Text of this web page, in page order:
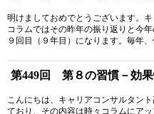
明けましておめでとうございます。
コラムではその昨年の振り返りと今
９回目（９年目）になります。毎年
第449回 第８の習慣－効果
こんにちは、キャリアコンサルタン
ており、その内容は時々コラムにア